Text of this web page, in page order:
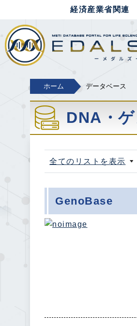
経済産業省関連
ホーム データベース
DNA・
全てのリストを表示
GenoBase